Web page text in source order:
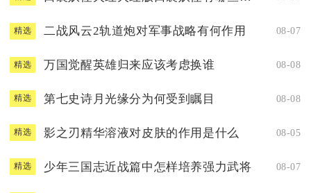
精选 二战风云2轨道炮对军事战略有何作用 08-07
精选 万国觉醒英雄归来应该考虑换谁 08-08
精选 第七史诗月光缘分为何受到瞩目 08-08
精选 影之刃精华溶液对皮肤的作用是什么 08-05
精选 少年三国志近战篇中怎样培养强力武将 08-07